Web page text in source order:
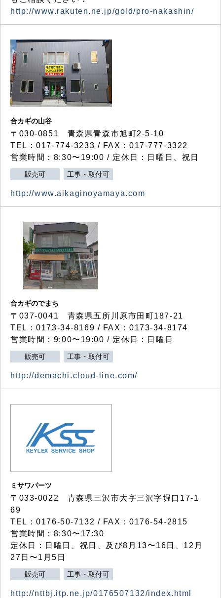
http://www.rakuten.ne.jp/gold/pro-nakashin/
合カギの山谷
〒030-0851 青森県青森市旭町2-5-10
TEL：017-774-3233 / FAX：017-777-3322
営業時間：8:30〜19:00 / 定休日：日曜日、祝日
販売可 工事・取付可
http://www.aikaginoyamaya.com
合カギのでまち
〒037-0041 青森県五所川原市田町187-21
TEL：0173-34-8169 / FAX：0173-34-8174
営業時間：9:00〜19:00 / 定休日：日曜日
販売可 工事・取付可
http://demachi.cloud-line.com/
ミサワパーツ
〒033-0022 青森県三沢市大字三沢字堀口17-1
69
TEL：0176-50-7132 / FAX：0176-54-2815
営業時間：8:30〜17:30
定休日：日曜日、祝日、及び8月13〜16日、12月
27日〜1月5日
販売可 工事・取付可
http://nttbj.itp.ne.jp/0176507132/index.html